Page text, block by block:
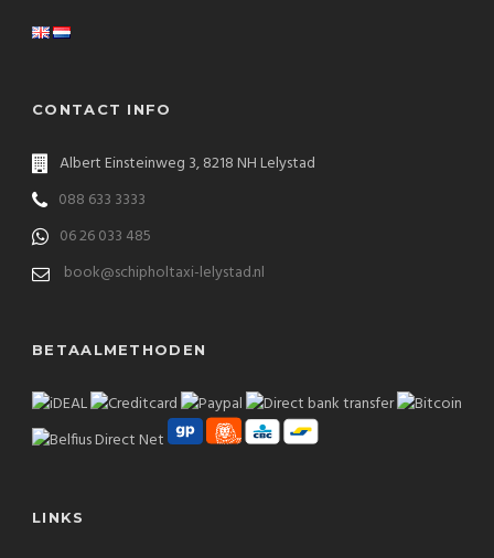
CONTACT INFO
Albert Einsteinweg 3, 8218 NH Lelystad
088 633 3333
06 26 033 485
book@schipholtaxi-lelystad.nl
BETAALMETHODEN
LINKS